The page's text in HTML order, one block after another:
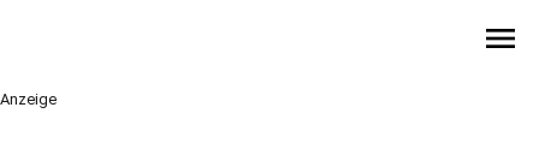
menu
Anzeige